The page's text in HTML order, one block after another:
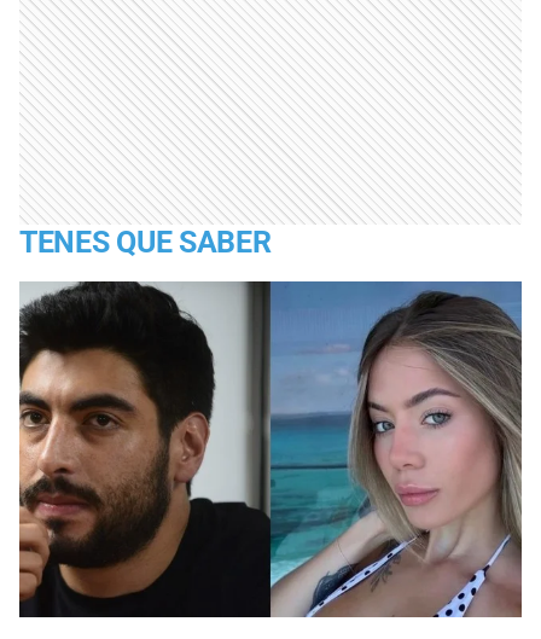
TENES QUE SABER